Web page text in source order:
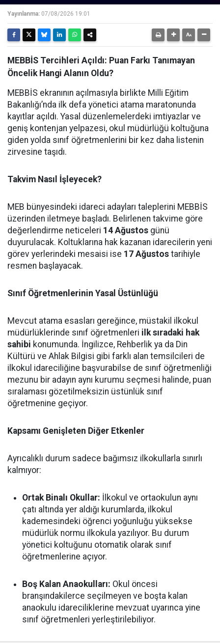
Yayınlanma: 07/08/2026 19:01
MEBBİS Tercihleri Açıldı: Puan Farkı Tanımayan
Öncelik Hangi Alanın Oldu?
MEBBİS ekranının açılmasıyla birlikte Milli Eğitim
Bakanlığı’nda ilk defa yönetici atama maratonunda
kayıtlar açıldı. Yasal düzenlemelerdeki imtiyazlar ve
geniş kontenjan yelpazesi, okul müdürlüğü koltuğuna
giden yolda sınıf öğretmenlerini bir kez daha listenin
zirvesine taşıdı.
Takvim Nasıl İşleyecek?
MEB bünyesindeki idareci adayları taleplerini MEBBİS
üzerinden iletmeye başladı. Belirlenen takvime göre
değerlendirme neticeleri 14 Ağustos günü
duyurulacak. Koltuklarına hak kazanan idarecilerin yeni
görev yerlerindeki mesaisi ise 17 Ağustos tarihiyle
resmen başlayacak.
Sınıf Öğretmenlerinin Yasal Üstünlüğü
Mevcut atama esasları gereğince, müstakil ilkokul
müdürlüklerinde sınıf öğretmenleri ilk sıradaki hak
sahibi konumunda. İngilizce, Rehberlik ya da Din
Kültürü ve Ahlak Bilgisi gibi farklı alan temsilcileri de
ilkokul idareciliğine başvurabilse de sınıf öğretmenliği
mezunu bir adayın aynı kurumu seçmesi halinde, puan
sıralaması gözetilmeksizin üstünlük sınıf
öğretmenine geçiyor.
Kapsamı Genişleten Diğer Etkenler
Ayrıcalıklı durum sadece bağımsız ilkokullarla sınırlı
kalmıyor:
Ortak Binalı Okullar: İlkokul ve ortaokulun aynı
çatı altında yer aldığı kurumlarda, ilkokul
kademesindeki öğrenci yoğunluğu yüksekse
müdürlük normu ilkokula yazılıyor. Bu durum
yönetici koltuğunu otomatik olarak sınıf
öğretmenlerine açıyor.
Boş Kalan Anaokulları: Okul öncesi
branşındakilerce seçilmeyen ve boşta kalan
anaokulu idareciliklerine mevzuat uyarınca yine
sınıf öğretmenleri yerleştirilebiliyor.